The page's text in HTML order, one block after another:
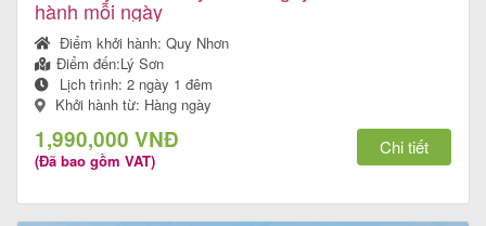
hành mỗi ngày
Điểm khởi hành:Quy Nhơn
Điểm đến:Lý Sơn
Lịch trình:2 ngày 1 đêm
Khởi hành từ: Hàng ngày
1,990,000 VNĐ
(Đã bao gồm VAT)
Chi tiết